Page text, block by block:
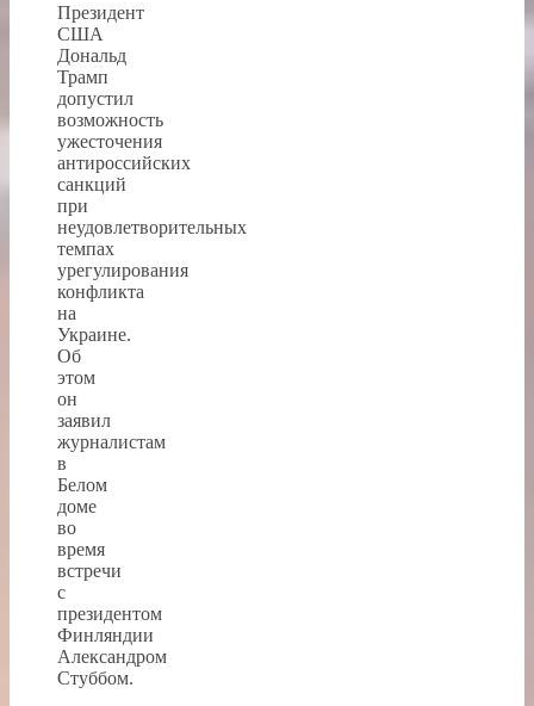
Президент
США
Дональд
Трамп
допустил
возможность
ужесточения
антироссийских
санкций
при
неудовлетворительных
темпах
урегулирования
конфликта
на
Украине.
Об
этом
он
заявил
журналистам
в
Белом
доме
во
время
встречи
с
президентом
Финляндии
Александром
Стуббом.